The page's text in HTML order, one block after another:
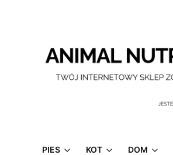
PIES KOT DOM